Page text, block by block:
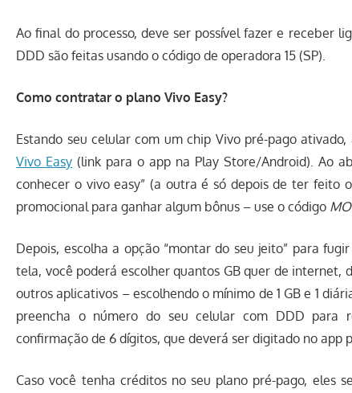
Ao final do processo, deve ser possível fazer e receber
DDD são feitas usando o código de operadora 15 (SP).
Como contratar o plano Vivo Easy?
Estando seu celular com um chip Vivo pré-pago
Vivo Easy (link para o app na Play Store/Android). Ao
conhecer o vivo easy” (a outra é só depois de ter feito
promocional para ganhar algum bônus – use o código
Depois, escolha a opção “montar do seu jeito” para
tela, você poderá escolher quantos GB quer de internet,
outros aplicativos – escolhendo o mínimo de 1 GB e 1
preencha o número do seu celular com DDD para
confirmação de 6 dígitos, que deverá ser digitado no app
Caso você tenha créditos no seu plano pré-pago, eles